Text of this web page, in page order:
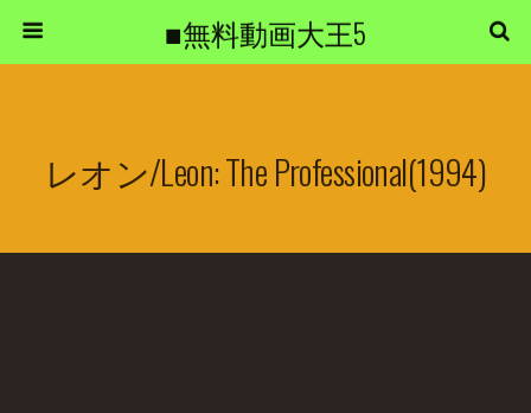
■無料動画大王5
レオン/Leon: The Professional(1994)